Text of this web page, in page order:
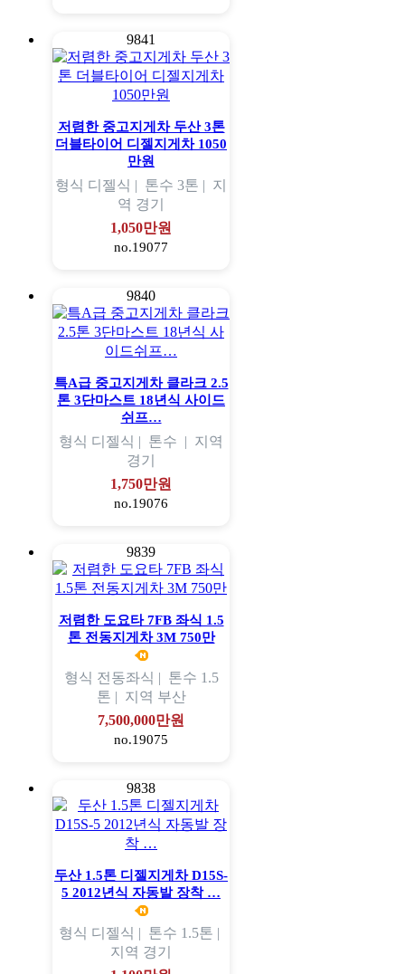
9841
저렴한 중고지게차 두산 3톤
더블타이어 디젤지게차 1050
만원
형식 디젤식 | 톤수 3톤 | 지
역 경기
1,050만원
no.19077
9840
특A급 중고지게차 클라크 2.5
톤 3단마스트 18년식 사이드
쉬프…
형식 디젤식 | 톤수 | 지역
경기
1,750만원
no.19076
9839
저렴한 도요타 7FB 좌식 1.5
톤 전동지게차 3M 750만
형식 전동좌식 | 톤수 1.5
톤 | 지역 부산
7,500,000만원
no.19075
9838
두산 1.5톤 디젤지게차 D15S-
5 2012년식 자동발 장착 …
형식 디젤식 | 톤수 1.5톤 |
지역 경기